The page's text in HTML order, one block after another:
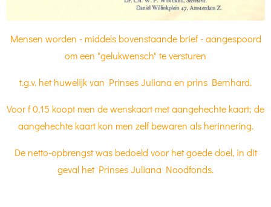
Mensen worden - middels bovenstaande brief - aangespoord
om een "gelukwensch" te versturen
t.g.v. het huwelijk van Prinses Juliana en prins Bernhard.
Voor f 0,15 koopt men de wenskaart met aangehechte kaart; de
aangehechte kaart kon men zelf bewaren als herinnering.
De netto-opbrengst was bedoeld voor het goede doel, in dit
geval het Prinses Juliana Noodfonds.